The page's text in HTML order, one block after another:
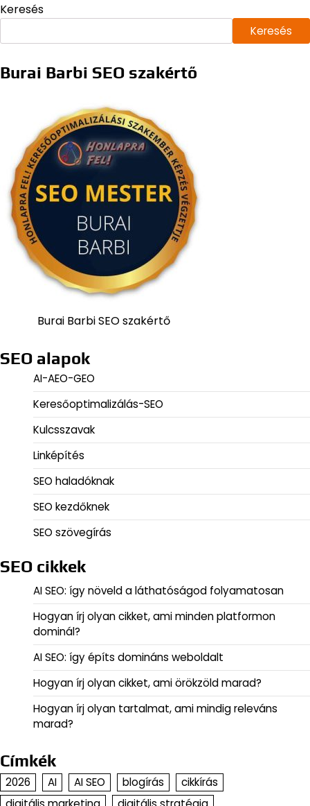
Keresés
Keresés
Burai Barbi SEO szakértő
Burai Barbi SEO szakértő
SEO alapok
AI-AEO-GEO
Keresőoptimalizálás-SEO
Kulcsszavak
Linképítés
SEO haladóknak
SEO kezdőknek
SEO szövegírás
SEO cikkek
AI SEO: így növeld a láthatóságod folyamatosan
Hogyan írj olyan cikket, ami minden platformon
dominál?
AI SEO: így építs domináns weboldalt
Hogyan írj olyan cikket, ami örökzöld marad?
Hogyan írj olyan tartalmat, ami mindig releváns
marad?
Címkék
2026 AI AI SEO blogírás
cikkírás